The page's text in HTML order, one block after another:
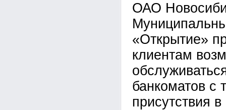
ОАО
«Открытие»
клиентам
банкоматов с
присутствия